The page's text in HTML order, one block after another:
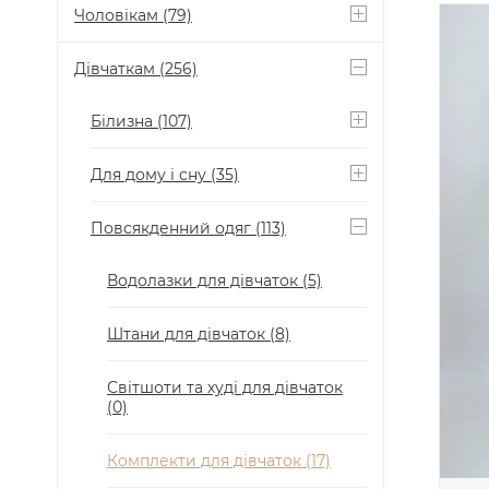
Чоловікам (79)
Дівчаткам (256)
Білизна (107)
Для дому і сну (35)
Повсякденний одяг (113)
Водолазки для дівчаток (5)
Штани для дівчаток (8)
Світшоти та худі для дівчаток
(0)
Комплекти для дівчаток (17)